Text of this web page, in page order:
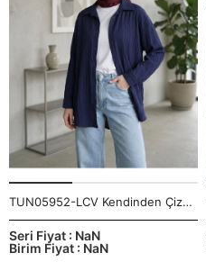
TUN05952-LCV Kendinden Çizgili Tunik-Lacivert
Birim Fiyat : NaN
Seri Fiyat : NaN